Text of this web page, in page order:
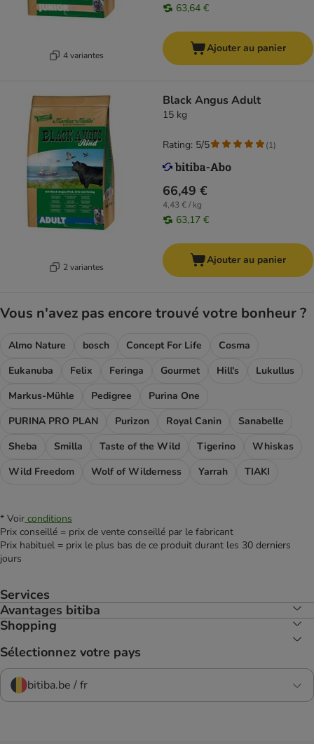
4 variantes
63,64 €
Ajouter au panier
2 variantes
Black Angus Adult
15 kg
66,49 €
4,43 € / kg
63,17 €
Rating: 5/5 (1)
Ajouter au panier
Vous n'avez pas encore trouvé votre bonheur ?
Almo Nature bosch Concept For Life
Cosma
Eukanuba
Felix Feringa Gourmet Hill's
Lukullus
Markus-Mühle
Pedigree
Purina One
PURINA PRO PLAN
Purizon Royal Canin
Sanabelle
Sheba
Smilla Taste of the Wild Tigerino
Whiskas
Wild Freedom
Wolf of Wilderness Yarrah TIAKI
* Voir conditions
Prix conseillé = prix de vente conseillé par le fabricant
Prix habituel = prix le plus bas de ce produit durant les 30 derniers
jours
Services
Avantages bitiba
Shopping
Sélectionnez votre pays
bitiba.be / fr